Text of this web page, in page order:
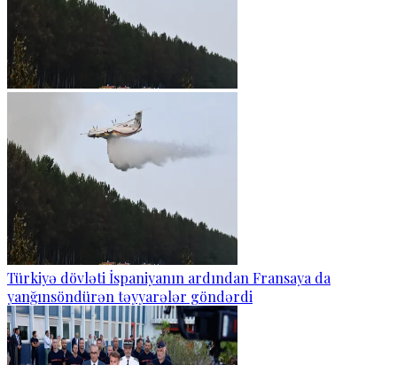
Türkiyə dövləti İspaniyanın ardından Fransaya da
yanğınsöndürən təyyarələr göndərdi